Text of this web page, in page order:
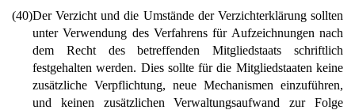
(40)Der Verzicht und die Umstände der Verzichterklärung sollten
unter Verwendung des Verfahrens für Aufzeichnungen nach
dem Recht des betreffenden Mitgliedstaats schriftlich
festgehalten werden. Dies sollte für die Mitgliedstaaten keine
zusätzliche Verpflichtung, neue Mechanismen einzuführen,
und keinen zusätzlichen Verwaltungsaufwand zur Folge